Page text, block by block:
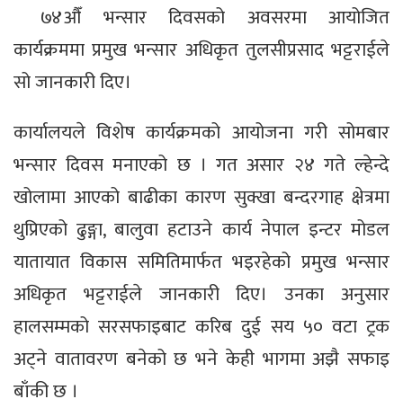
७४औँ भन्सार दिवसको अवसरमा आयोजित
कार्यक्रममा प्रमुख भन्सार अधिकृत तुलसीप्रसाद भट्टराईले
सो जानकारी दिए।
कार्यालयले विशेष कार्यक्रमको आयोजना गरी सोमबार
भन्सार दिवस मनाएको छ । गत असार २४ गते ल्हेन्दे
खोलामा आएको बाढीका कारण सुक्खा बन्दरगाह क्षेत्रमा
थुप्रिएको ढुङ्गा, बालुवा हटाउने कार्य नेपाल इन्टर मोडल
यातायात विकास समितिमार्फत भइरहेको प्रमुख भन्सार
अधिकृत भट्टराईले जानकारी दिए। उनका अनुसार
हालसम्मको सरसफाइबाट करिब दुई सय ५० वटा ट्रक
अट्ने वातावरण बनेको छ भने केही भागमा अझै सफाइ
बाँकी छ ।